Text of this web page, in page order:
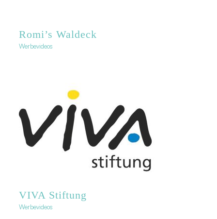
Romi’s Waldeck
Werbevideos
VIVA Stiftung
Werbevideos